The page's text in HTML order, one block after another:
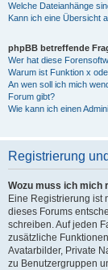
Welche Dateianhänge
Kann ich eine Übersicht
phpBB betreffende
Wer hat diese
Warum ist Funktion x
An wen soll ich mich
Forum gibt?
Wie kann ich einen
Registrierung
Wozu muss ich mich
Eine Registrierung ist
dieses Forums
schreiben. Auf jeden
zusätzliche
Avatarbilder, Private
zu Benutzergruppen